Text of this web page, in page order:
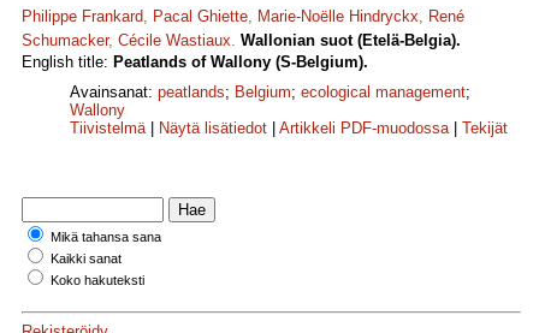
Philippe Frankard, Pacal Ghiette, Marie-Noëlle Hindryckx, René
Schumacker, Cécile Wastiaux. Wallonian suot (Etelä-Belgia).
English title: Peatlands of Wallony (S-Belgium).
Avainsanat: peatlands; Belgium; ecological management;
Wallony
Tiivistelmä| Näytä lisätiedot Artikkeli PDF-muodossa| Tekijät
Mikä tahansa sana
Kaikki sanat
Koko hakuteksti